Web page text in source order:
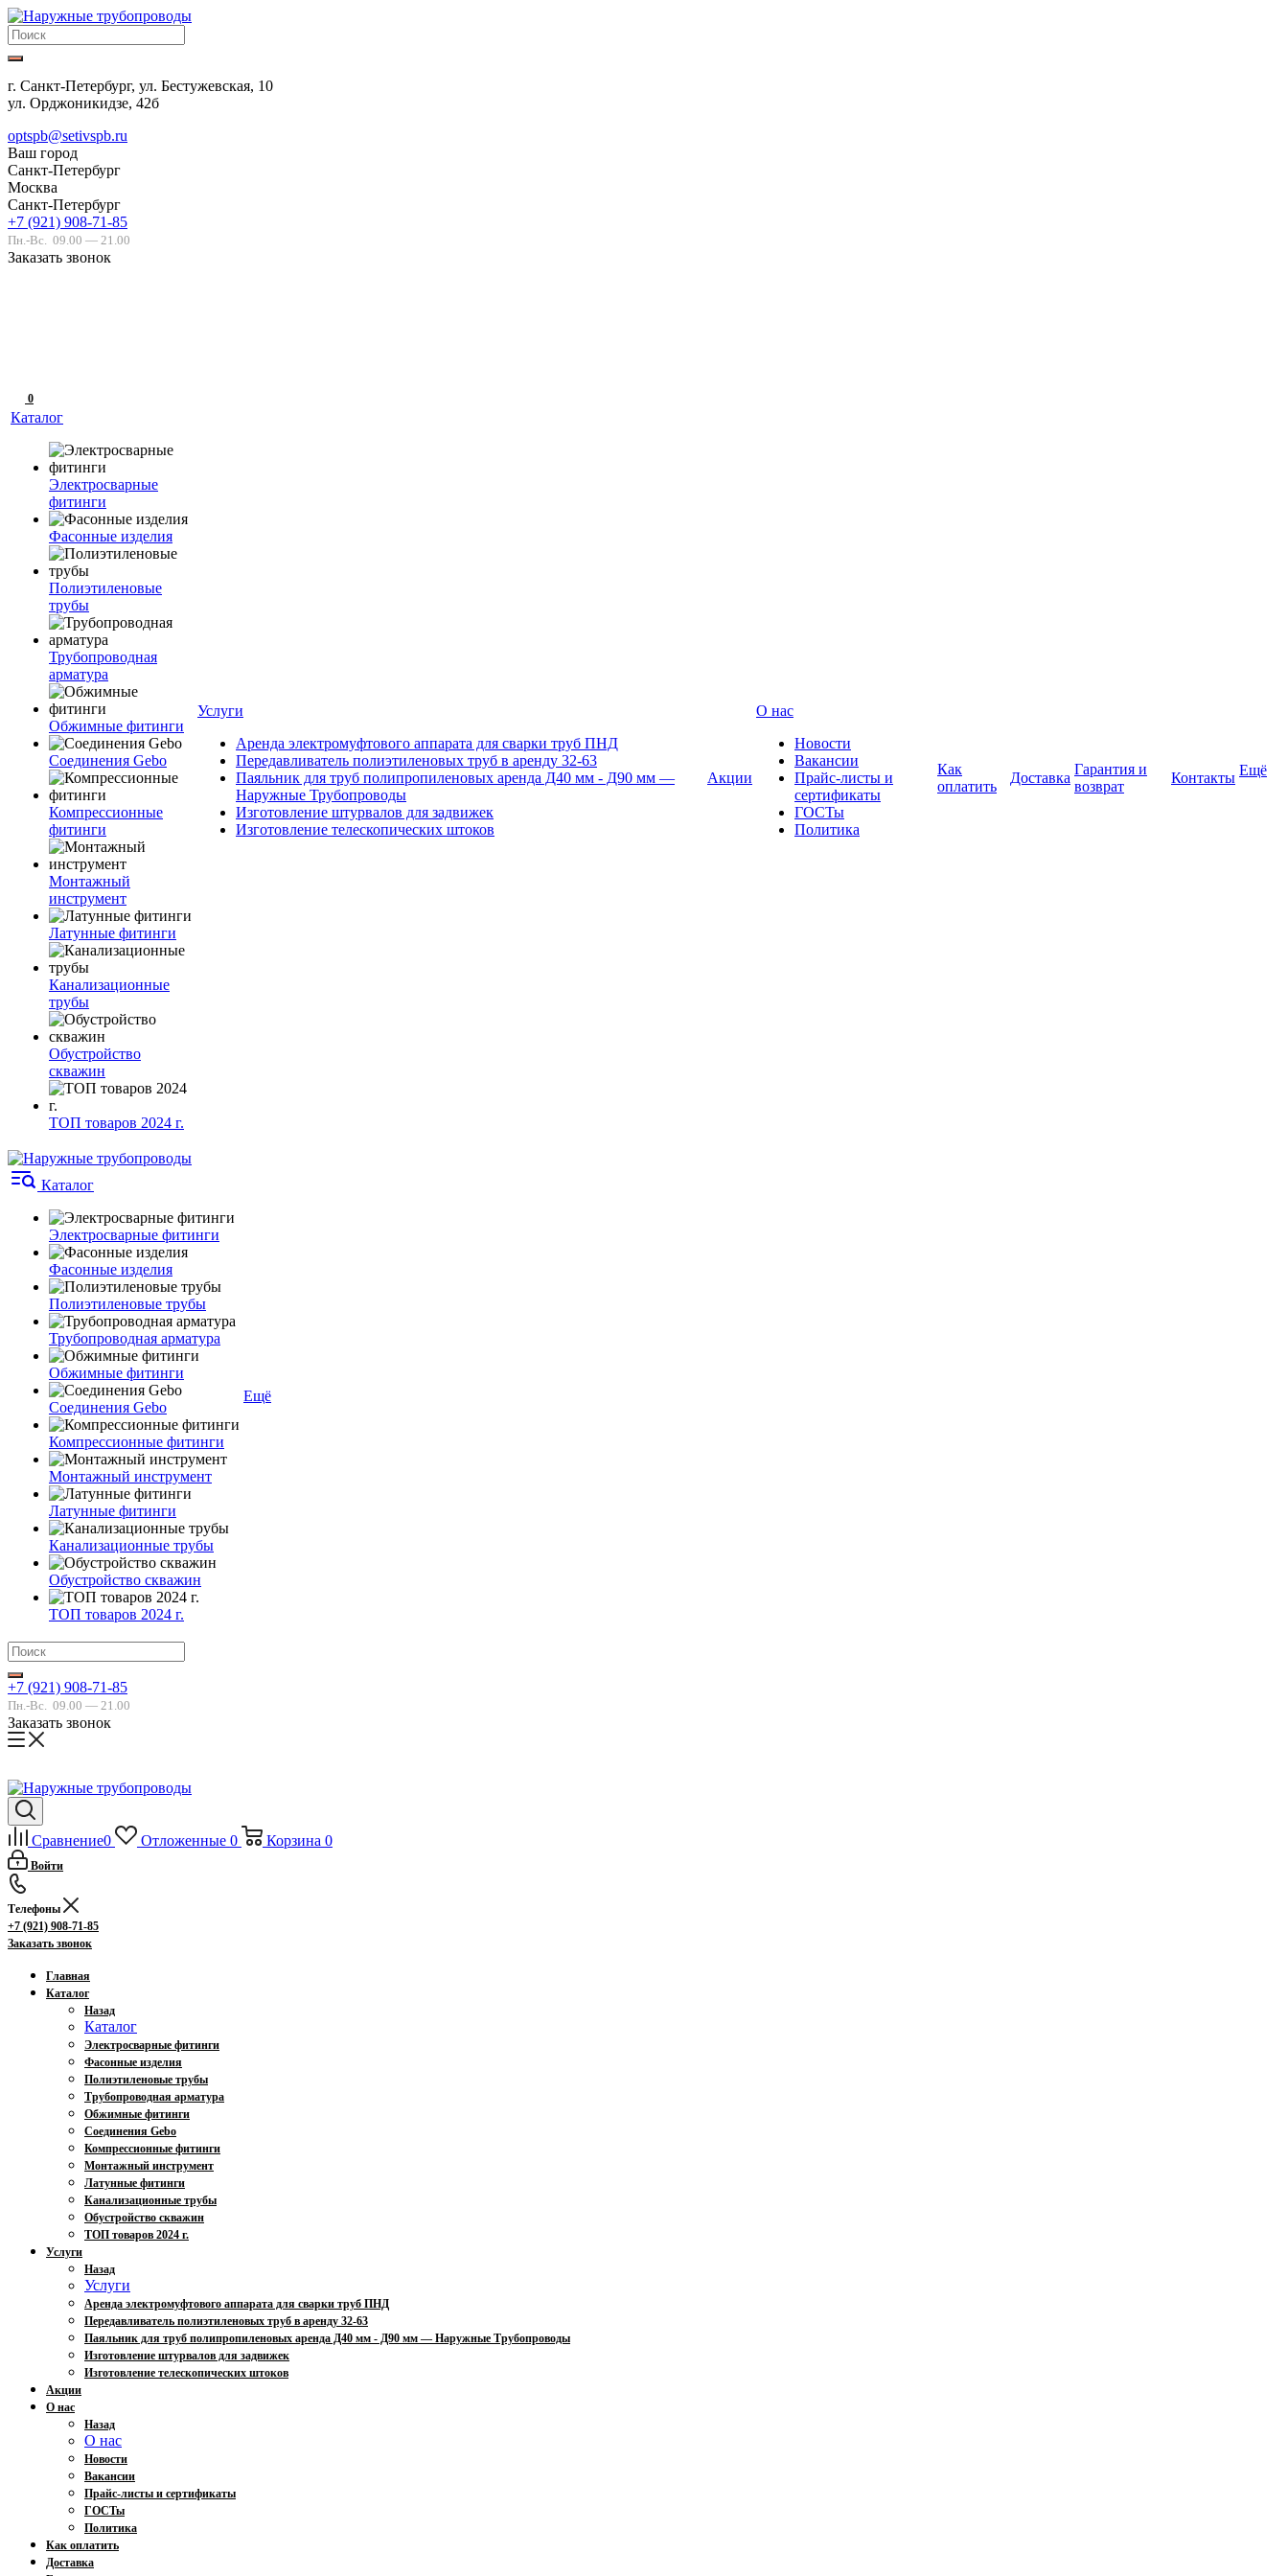
г. Санкт-Петербург, ул. Бестужевская, 10
ул. Орджоникидзе, 42б
optspb@setivspb.ru
Ваш город
Санкт-Петербург
Москва
Санкт-Петербург
+7 (921) 908-71-85
Пн.-Вс. 09.00 — 21.00
Заказать звонок
0
Каталог
Электросварные
фитинги
Фасонные изделия
Полиэтиленовые
трубы
Трубопроводная
арматура
Обжимные фитинги
Соединения Gebo
Компрессионные
фитинги
Монтажный
инструмент
Латунные фитинги
Канализационные
трубы
Обустройство
скважин
ТОП товаров 2024 г.
Услуги
Аренда электромуфтового аппарата для сварки труб ПНД
Передавливатель полиэтиленовых труб в аренду 32-63
Паяльник для труб полипропиленовых аренда Д40 мм - Д90 мм —
Наружные Трубопроводы
Изготовление штурвалов для задвижек
Изготовление телескопических штоков
Акции
О нас
Новости
Вакансии
Прайс-листы и
сертификаты
ГОСТы
Политика
Как
оплатить
Доставка
Гарантия и
возврат
Контакты Ещё
Каталог
Электросварные фитинги
Фасонные изделия
Полиэтиленовые трубы
Трубопроводная арматура
Обжимные фитинги
Соединения Gebo
Компрессионные фитинги
Монтажный инструмент
Латунные фитинги
Канализационные трубы
Обустройство скважин
ТОП товаров 2024 г.
Ещё
+7 (921) 908-71-85
Пн.-Вс. 09.00 — 21.00
Заказать звонок
Сравнение0 Отложенные 0 Корзина 0
Войти
Телефоны
+7 (921) 908-71-85
Заказать звонок
Главная
Каталог
Назад
Каталог
Электросварные фитинги
Фасонные изделия
Полиэтиленовые трубы
Трубопроводная арматура
Обжимные фитинги
Соединения Gebo
Компрессионные фитинги
Монтажный инструмент
Латунные фитинги
Канализационные трубы
Обустройство скважин
ТОП товаров 2024 г.
Услуги
Назад
Услуги
Аренда электромуфтового аппарата для сварки труб ПНД
Передавливатель полиэтиленовых труб в аренду 32-63
Паяльник для труб полипропиленовых аренда Д40 мм - Д90 мм — Наружные Трубопроводы
Изготовление штурвалов для задвижек
Изготовление телескопических штоков
Акции
О нас
Назад
О нас
Новости
Вакансии
Прайс-листы и сертификаты
ГОСТы
Политика
Как оплатить
Доставка